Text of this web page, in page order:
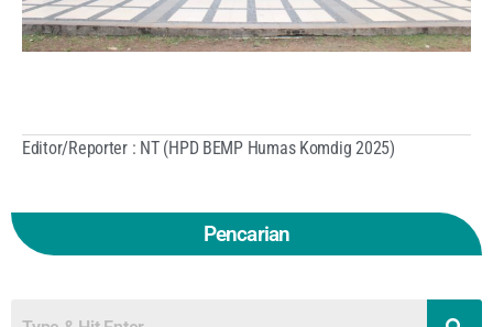
Pencarian
Editor/Reporter : NT (HPD BEMP Humas Komdig 2025)